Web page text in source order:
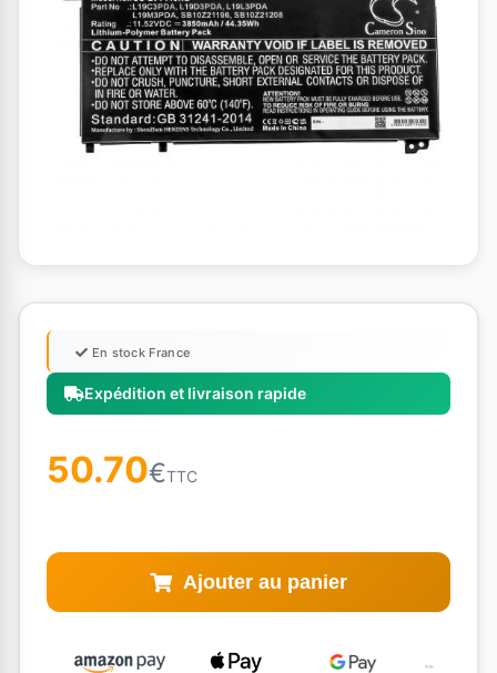
Expédition et livraison rapide
En stock France
50.70€TTC
Ajouter au panier